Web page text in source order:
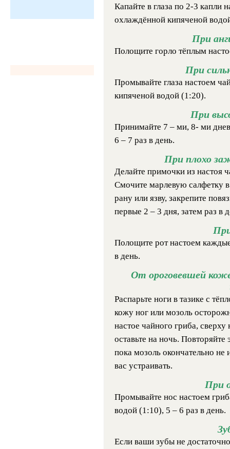
Капайте в глаза по 2-3 капли
охлаждённой кипяченой
При
Полощите горло тёплым
При
Промывайте глаза настоем
кипяченой водой (1:20).
При
Принимайте 7 – ми, 8- ми
6 – 7 раз в день.
При плохо
Делайте примочки из настоя
Смочите марлевую салфетку
рану или язву, закрепите
первые 2 – 3 дня, затем раз в
Полощите рот настоем
в день.
От ороговевшей
Распарьте ноги в тазике с
кожу ног или мозоль
настое чайного гриба,
оставьте на ночь.
пока мозоль окончательно не
вас устраивать.
При
Промывайте нос настоем
водой (1:10), 5 – 6 раз в день.
Если ваши зубы не